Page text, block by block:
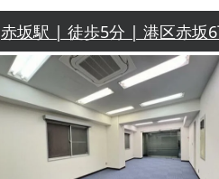
赤坂駅 | 徒歩5分 | 港区赤坂6